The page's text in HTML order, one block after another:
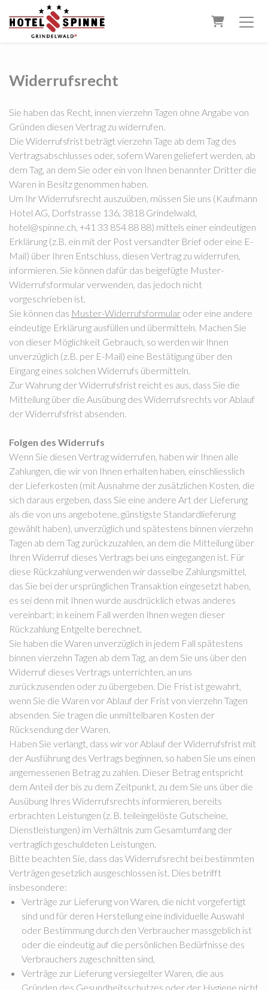
Widerrufsrecht
Sie haben das Recht, innen vierzehn Tagen ohne Angabe von
Gründen diesen Vertrag zu widerrufen.
Die Widerrufsfrist beträgt vierzehn Tage ab dem Tag des
Vertragsabschlusses oder, sofern Waren geliefert werden, ab
dem Tag, an dem Sie oder ein von Ihnen benannter Dritter die
Waren in Besitz genommen haben.
Um Ihr Widerrufsrecht auszuüben, müssen Sie uns (Kaufmann
Hotel AG, Dorfstrasse 136, 3818 Grindelwald,
hotel@spinne.ch, +41 33 854 88 88) mittels einer eindeutigen
Erklärung (z.B. ein mit der Post versandter Brief oder eine E-
Mail) über Ihren Entschluss, diesen Vertrag zu widerrufen,
informieren. Sie können dafür das beigefügte Muster-
Widerrufsformular verwenden, das jedoch nicht
vorgeschrieben ist.
Sie können das Muster-Widerrufsformular oder eine andere
eindeutige Erklärung ausfüllen und übermitteln. Machen Sie
von dieser Möglichkeit Gebrauch, so werden wir Ihnen
unverzüglich (z.B. per E-Mail) eine Bestätigung über den
Eingang eines solchen Widerrufs übermitteln.
Zur Wahrung der Widerrufsfrist reicht es aus, dass Sie die
Mitteilung über die Ausübung des Widerrufsrechts vor Ablauf
der Widerrufsfrist absenden.
Folgen des Widerrufs
Wenn Sie diesen Vertrag widerrufen, haben wir Ihnen alle
Zahlungen, die wir von Ihnen erhalten haben, einschliesslich
der Lieferkosten (mit Ausnahme der zusätzlichen Kosten, die
sich daraus ergeben, dass Sie eine andere Art der Lieferung
als die von uns angebotene, günstigste Standardlieferung
gewählt haben), unverzüglich und spätestens binnen vierzehn
Tagen ab dem Tag zurückzuzahlen, an dem die Mitteilung über
Ihren Widerruf dieses Vertrags bei uns eingegangen ist. Für
diese Rückzahlung verwenden wir dasselbe Zahlungsmittel,
das Sie bei der ursprünglichen Transaktion eingesetzt haben,
es sei denn mit Ihnen wurde ausdrücklich etwas anderes
vereinbart; in keinem Fall werden Ihnen wegen dieser
Rückzahlung Entgelte berechnet.
Sie haben die Waren unverzüglich in jedem Fall spätestens
binnen vierzehn Tagen ab dem Tag, an dem Sie uns über den
Widerruf dieses Vertrags unterrichten, an uns
zurückzusenden oder zu übergeben. Die Frist ist gewahrt,
wenn Sie die Waren vor Ablauf der Frist von vierzehn Tagen
absenden. Sie tragen die unmittelbaren Kosten der
Rücksendung der Waren.
Haben Sie verlangt, dass wir vor Ablauf der Widerrufsfrist mit
der Ausführung des Vertrags beginnen, so haben Sie uns einen
angemessenen Betrag zu zahlen. Dieser Betrag entspricht
dem Anteil der bis zu dem Zeitpunkt, zu dem Sie uns über die
Ausübung Ihres Widerrufsrechts informieren, bereits
erbrachten Leistungen (z. B. teileingelöste Gutscheine,
Dienstleistungen) im Verhältnis zum Gesamtumfang der
vertraglich geschuldeten Leistungen.
Bitte beachten Sie, dass das Widerrufsrecht bei bestimmten
Verträgen gesetzlich ausgeschlossen ist. Dies betrifft
insbesondere:
Verträge zur Lieferung von Waren, die nicht vorgefertigt
sind und für deren Herstellung eine individuelle Auswahl
oder Bestimmung durch den Verbraucher massgeblich ist
oder die eindeutig auf die persönlichen Bedürfnisse des
Verbrauchers zugeschnitten sind,
Verträge zur Lieferung versiegelter Waren, die aus
Gründen des Gesundheitsschutzes oder der Hygiene nicht